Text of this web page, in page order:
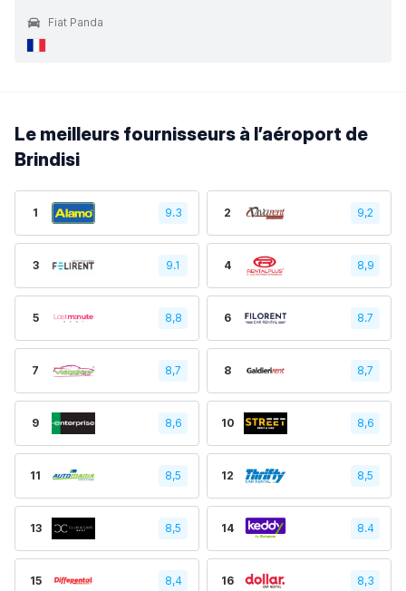
Fiat Panda
Le meilleurs fournisseurs à l’aéroport de
Brindisi
1 9.3 2 9,2
3 9.1 4 8,9
5 8,8 6 8.7
7 8,7 8 8,7
9 8,6 10 8,6
11 8,5 12 8,5
13 8,5 14 8.4
15 8,4 16 8,3